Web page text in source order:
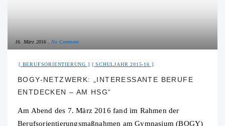
16. März 2016 No Comment
BERUFSORIENTIERUNG SCHULJAHR 2015-16
BOGY-NETZWERK: „INTERESSANTE BERUFE
ENTDECKEN – AM HSG“
Am Abend des 7. März 2016 fand im Rahmen der
Berufsorientierungsmaßnahmen am Gymnasium (BOGY)